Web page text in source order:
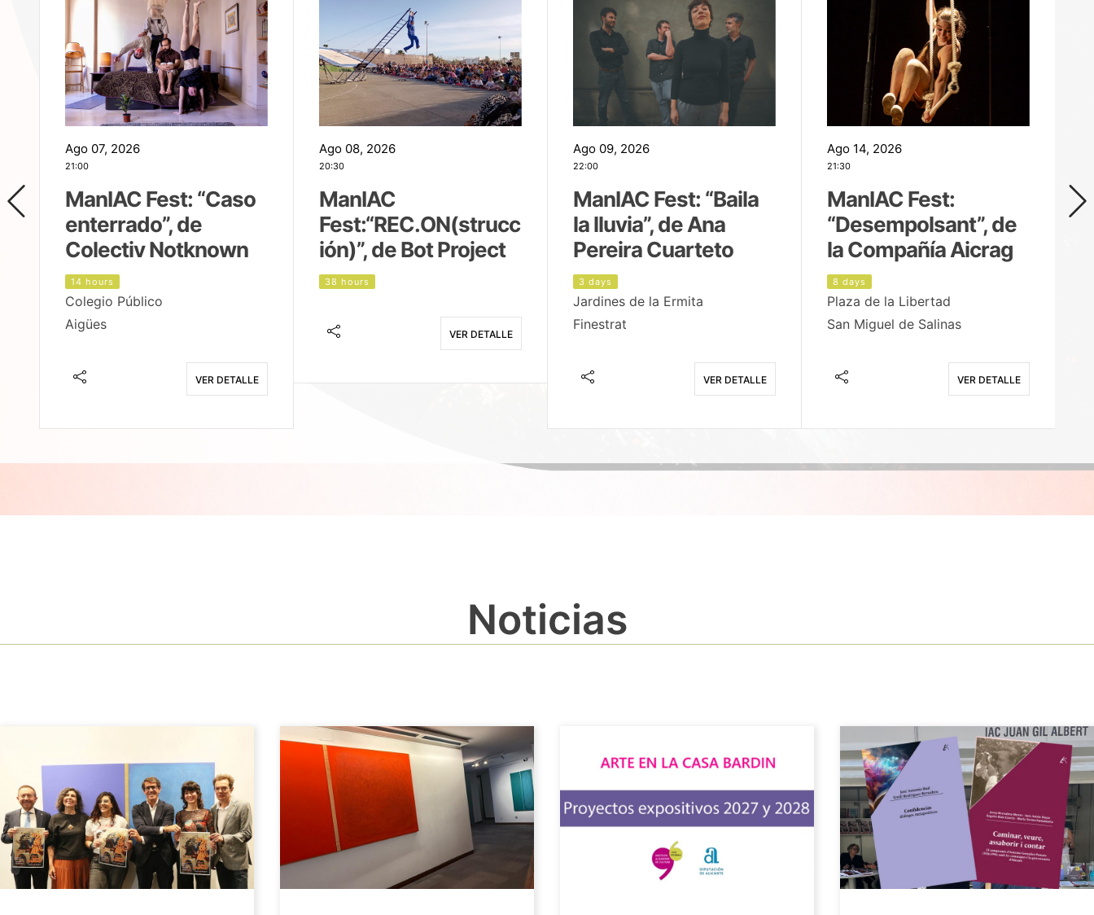
Ago 07, 2026
21:00
ManIAC Fest: “Caso
enterrado”, de
Colectiv Notknown
14 hours
Colegio Público
Aigües
VER DETALLE
Ago 08, 2026
20:30
ManIAC
Fest:“REC.ON(strucc
ión)”, de Bot Project
38 hours
VER DETALLE
Ago 09, 2026
22:00
ManIAC Fest: “Baila
la lluvia”, de Ana
Pereira Cuarteto
3 days
Jardines de la Ermita
Finestrat
VER DETALLE
Ago 14, 2026
21:30
ManIAC Fest:
“Desempolsant”, de
la Compañía Aicrag
8 days
Plaza de la Libertad
San Miguel de Salinas
VER DETALLE
Noticias